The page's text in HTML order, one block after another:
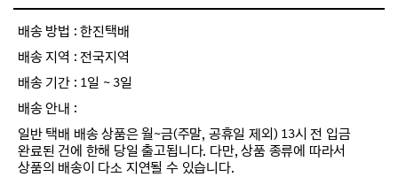
배송 방법 : 한진택배
배송 지역 : 전국지역
배송 기간 : 1일 ~ 3일
배송 안내 :
일반 택배 배송 상품은 월~금(주말, 공휴일 제외) 13시 전 입금
완료된 건에 한해 당일 출고됩니다. 다만, 상품 종류에 따라서
상품의 배송이 다소 지연될 수 있습니다.